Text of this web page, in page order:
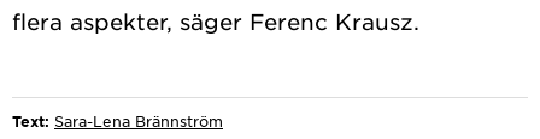
flera aspekter, säger Ferenc Krausz.
Text: Sara-Lena Brännström